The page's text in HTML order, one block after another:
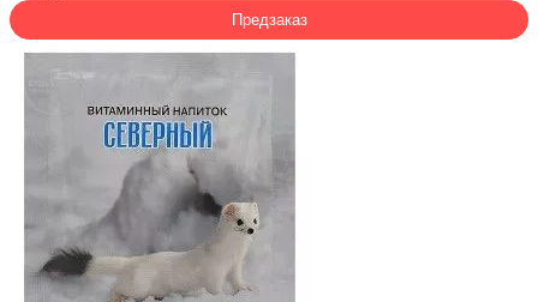
Предзаказ